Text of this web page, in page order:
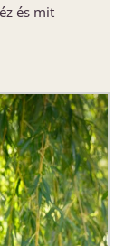
és mit